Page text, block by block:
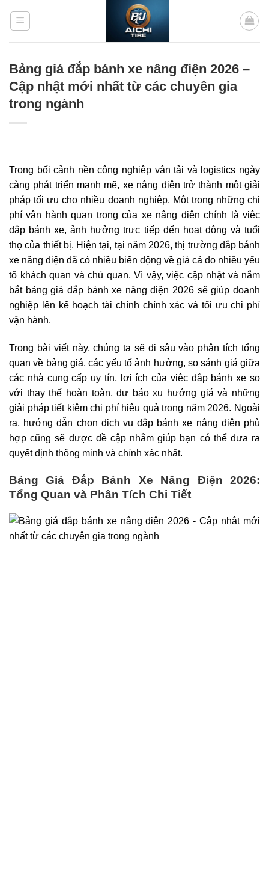
Bảng giá đắp bánh xe nâng điện 2026 –
Cập nhật mới nhất từ các chuyên gia
trong ngành
Trong bối cảnh nền công nghiệp vận tải và logistics ngày
càng phát triển mạnh mẽ, xe nâng điện trở thành một giải
pháp tối ưu cho nhiều doanh nghiệp. Một trong những chi
phí vận hành quan trọng của xe nâng điện chính là việc
đắp bánh xe, ảnh hưởng trực tiếp đến hoạt động và tuổi
thọ của thiết bị. Hiện tại, tại năm 2026, thị trường đắp bánh
xe nâng điện đã có nhiều biến động về giá cả do nhiều yếu
tố khách quan và chủ quan. Vì vậy, việc cập nhật và nắm
bắt bảng giá đắp bánh xe nâng điện 2026 sẽ giúp doanh
nghiệp lên kế hoạch tài chính chính xác và tối ưu chi phí
vận hành.
Trong bài viết này, chúng ta sẽ đi sâu vào phân tích tổng
quan về bảng giá, các yếu tố ảnh hưởng, so sánh giá giữa
các nhà cung cấp uy tín, lợi ích của việc đắp bánh xe so
với thay thế hoàn toàn, dự báo xu hướng giá và những
giải pháp tiết kiệm chi phí hiệu quả trong năm 2026. Ngoài
ra, hướng dẫn chọn dịch vụ đắp bánh xe nâng điện phù
hợp cũng sẽ được đề cập nhằm giúp bạn có thể đưa ra
quyết định thông minh và chính xác nhất.
Bảng Giá Đắp Bánh Xe Nâng Điện 2026:
Tổng Quan và Phân Tích Chi Tiết